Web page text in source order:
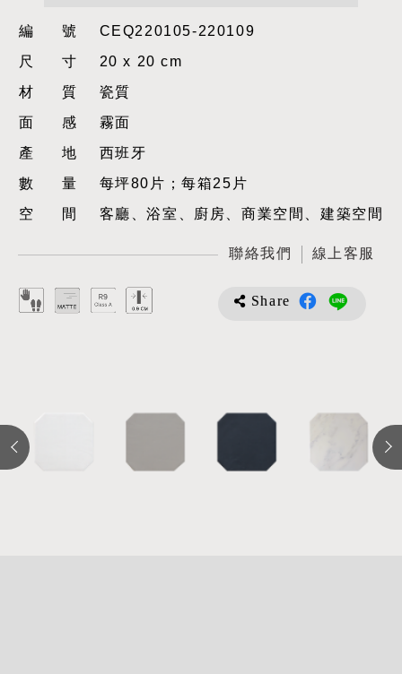
編號CEQ220105-220109
尺寸20 x 20 cm
材質瓷質
面感霧面
產地西班牙
數量每坪80片；每箱25片
空間客廳、浴室、廚房、商業空間、建築空間
聯絡我們 線上客服
Share